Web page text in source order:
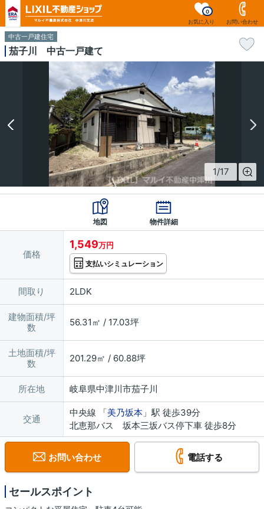
お気に入り
0
お問い合わせ
中古一戸建住宅
茄子川 中古一戸建て
1/17
地図 物件詳細
価格
1,549万円
支払いシミュレーション
間取り 2LDK
建物面積/坪
数
56.31㎡ / 17.03坪
土地面積/坪
数
201.29㎡ / 60.88坪
所在地 岐阜県中津川市茄子川
交通
中央線 「美乃坂本 」駅 徒歩39分
北恵那バス 坂本三坂バス停下車 徒歩8分
お問い合わせ 電話する
セールスポイント